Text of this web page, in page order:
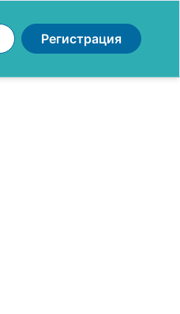
Регистрация